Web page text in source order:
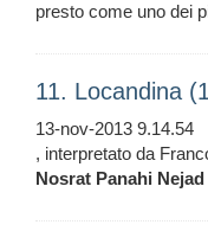
presto come uno dei
11. Locandina
13-nov-2013 9.14.54
, interpretato da
Nosrat Panahi Nejad